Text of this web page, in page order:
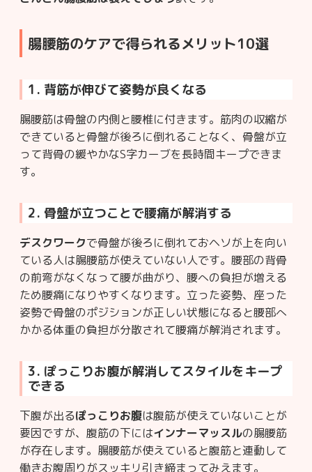
腸腰筋のケアで得られるメリット10選
1. 背筋が伸びて姿勢が良くなる
腸腰筋は骨盤の内側と腰椎に付きます。筋肉の収縮が
できていると骨盤が後ろに倒れることなく、骨盤が立
って背骨の緩やかなS字カーブを長時間キープできま
す。
2. 骨盤が立つことで腰痛が解消する
デスクワークで骨盤が後ろに倒れておヘソが上を向い
ている人は腸腰筋が使えていない人です。腰部の背骨
の前弯がなくなって腰が曲がり、腰への負担が増える
ため腰痛になりやすくなります。立った姿勢、座った
姿勢で骨盤のポジションが正しい状態になると腰部へ
かかる体重の負担が分散されて腰痛が解消されます。
3. ぽっこりお腹が解消してスタイルをキープ
できる
下腹が出るぽっこりお腹は腹筋が使えていないことが
要因ですが、腹筋の下にはインナーマッスルの腸腰筋
が存在します。腸腰筋が使えていると腹筋と連動して
働きお腹周りがスッキリ引き締まってみえます。